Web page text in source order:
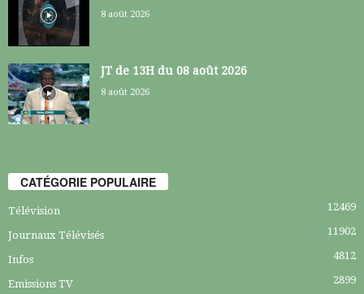
8 août 2026
JT de 13H du 08 août 2026
8 août 2026
CATÉGORIE POPULAIRE
Télévision 12469
Journaux Télévisés 11902
Infos 4812
Emissions TV 2899